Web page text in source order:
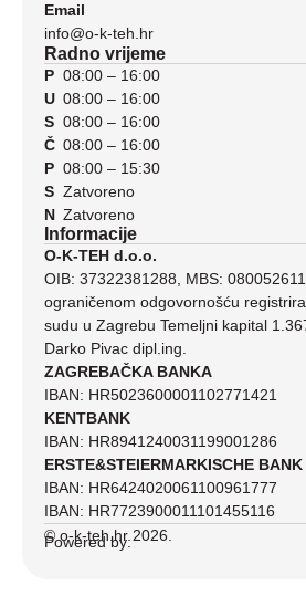
Email
info@o-k-teh.hr
Radno vrijeme
P
U
S
Č
P
S
N
08:00 – 16:00
08:00 – 16:00
08:00 – 16:00
08:00 – 16:00
08:00 – 15:30
Zatvoreno
Zatvoreno
Informacije
O-K-TEH d.o.o.
OIB: 37322381288, MBS:
ograničenom odgovornošću
sudu u Zagrebu Temeljni kapital
Darko Pivac dipl.ing.
ZAGREBAČKA BANKA
IBAN: HR5023600001102771421
KENTBANK
IBAN: HR8941240031199001286
ERSTE&STEIERMARKISCHE BANK
IBAN:
IBAN: HR7723900011101455116
© o-k-teh.hr 2026.
Powered by: